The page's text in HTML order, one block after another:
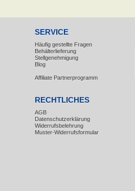
SERVICE
Häufig gestellte Fragen
Behälterlieferung
Stellgenehmigung
Blog
Affiliate Partnerprogramm
RECHTLICHES
AGB
Datenschutzerklärung
Widerrufsbelehrung
Muster-Widerrufsformular